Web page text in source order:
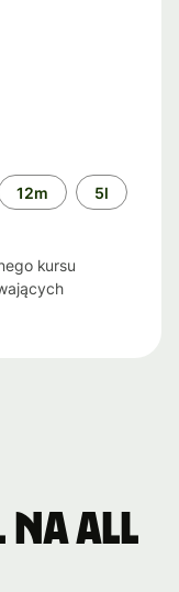
12m 5l
kursu
na ALL